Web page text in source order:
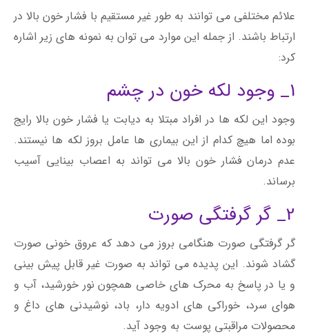
علائم مختلفی می توانند به طور غیر مستقیم با فشار خون بالا در
ارتباط باشند. از جمله این موارد می توان به نمونه های زیر اشاره
کرد:
1_ وجود لکه خون در چشم
وجود این لکه ها در افراد مبتلا به دیابت یا فشار خون بالا رایج
بوده اما هیچ کدام از این بیماری ها عامل بروز لکه ها نیستند.
عدم درمان فشار خون بالا می تواند به اعصاب بینایی آسیب
برساند.
2_ گر گرفتگی صورت
گر گرفتگی صورت هنگامی بروز می دهد که عروق خونی صورت
گشاد شوند. این پدیده می تواند به صورت غیر قابل پیش بینی
و یا در پاسخ به محرک های خاصی همچون نور خورشید، آب و
هوای سرد، خوراکی های ادویه دار، باد، نوشیدنی های داغ و
محصولات مراقبتی پوست به وجود آید.